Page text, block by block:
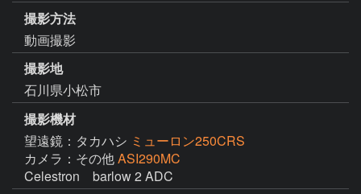
撮影方法
動画撮影
撮影地
石川県小松市
撮影機材
望遠鏡：タカハシ ミューロン250CRS
カメラ：その他ASI290MC
Celestron　barlow 2 ADC